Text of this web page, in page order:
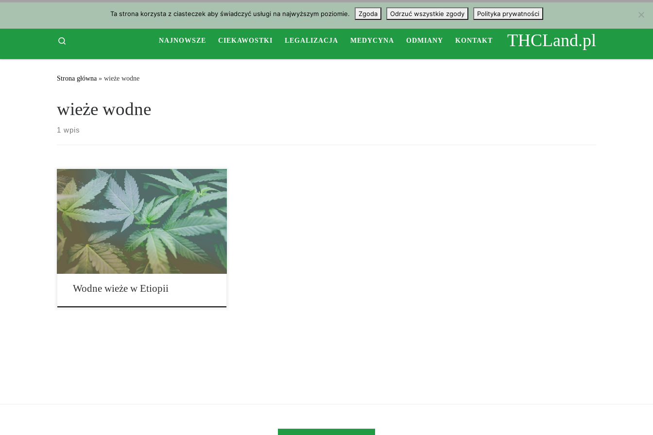
THCLand.pl
NAJNOWSZE CIEKAWOSTKI LEGALIZACJA MEDYCYNA ODMIANY KONTAKT
Strona główna » wieże wodne
wieże wodne
1 wpis
Konopie to wszystko jeżeli mówimy o czystych i
ekologicznych sposobach robienia rzeczy. Promowanie
tego rodzaju rzeczy, które mają potencjał, by zmienić
sposób, w jaki działa nasza planeta nie boli.
Gromadzenie wody w Etiopii może być uciążliwym i
męczącym zadaniem, biorąc […]
Wodne wieże w Etiopii
Ta strona korzysta z ciasteczek aby świadczyć usługi na najwyższym poziomie. Zgoda Odrzuć wszystkie zgody Polityka prywatności